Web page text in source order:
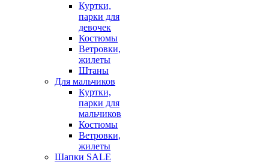
Куртки,
парки для
девочек
Костюмы
Ветровки,
жилеты
Штаны
Для мальчиков
Куртки,
парки для
мальчиков
Костюмы
Ветровки,
жилеты
Шапки SALE